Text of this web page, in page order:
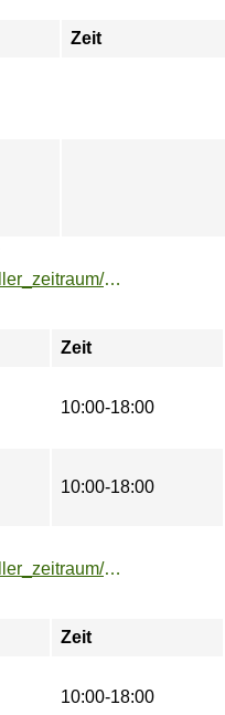
Zeit
https://buchung.hochschulsport-potsdam.de/angebote/aktueller_zeitraum/_Wingfoil-Wochenende_Born_-_3_Tage_.html
Zeit
10:00-18:00
10:00-18:00
https://buchung.hochschulsport-potsdam.de/angebote/aktueller_zeitraum/_Wingfoil-Camp_Born_-_4_Tage_.html
Zeit
10:00-18:00